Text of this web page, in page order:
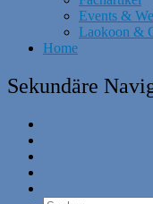
Events &
Laokoon &
Home
Sekundäre